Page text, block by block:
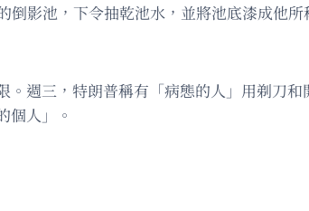
影池，下令抽乾池水，並將池底漆成他
週三，特朗普稱有「病態的人」用剃刀
個人」。